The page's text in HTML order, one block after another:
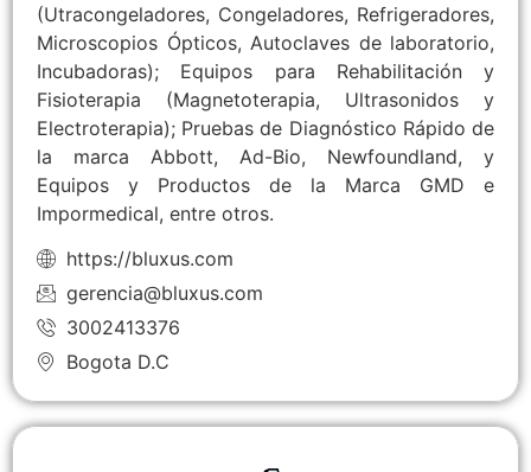
(Utracongeladores, Congeladores, Refrigeradores,
Microscopios Ópticos, Autoclaves de laboratorio,
Incubadoras); Equipos para Rehabilitación y
Fisioterapia (Magnetoterapia, Ultrasonidos y
Electroterapia); Pruebas de Diagnóstico Rápido de
la marca Abbott, Ad-Bio, Newfoundland, y
Equipos y Productos de la Marca GMD e
Impormedical, entre otros.
https://bluxus.com
gerencia@bluxus.com
3002413376
Bogota D.C